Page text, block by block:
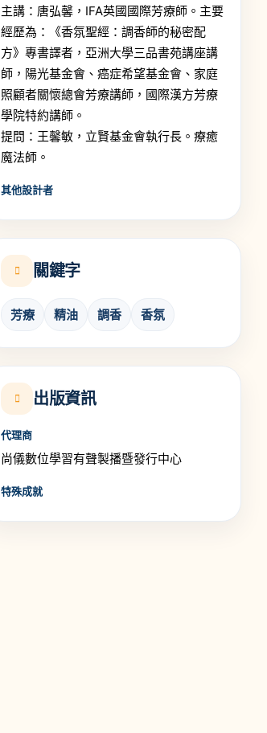
主講：唐弘馨，IFA英國國際芳療師。主要
經歷為：《香氛聖經：調香師的秘密配
方》專書譯者，亞洲大學三品書苑講座講
師，陽光基金會、癌症希望基金會、家庭
照顧者關懷總會芳療講師，國際漢方芳療
學院特約講師。
提問：王馨敏，立賢基金會執行長。療癒
魔法師。
其他設計者
關鍵字
芳療 精油 調香 香氛
出版資訊
代理商
尚儀數位學習有聲製播暨發行中心
特殊成就